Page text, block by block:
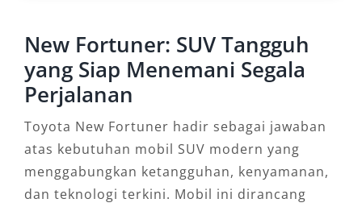
New Fortuner: SUV Tangguh
yang Siap Menemani Segala
Perjalanan
Toyota New Fortuner hadir sebagai jawaban
atas kebutuhan mobil SUV modern yang
menggabungkan ketangguhan, kenyamanan,
dan teknologi terkini. Mobil ini dirancang